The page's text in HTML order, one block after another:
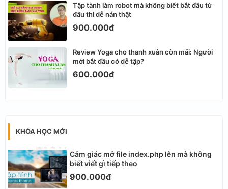
Tập tành làm robot mà không biết bắt đầu từ
đâu thì dễ nản thật
900.000đ
Review Yoga cho thanh xuân còn mãi: Người
mới bắt đầu có dễ tập?
600.000đ
KHÓA HỌC MỚI
Cảm giác mở file index.php lên mà không
biết viết gì tiếp theo
900.000đ